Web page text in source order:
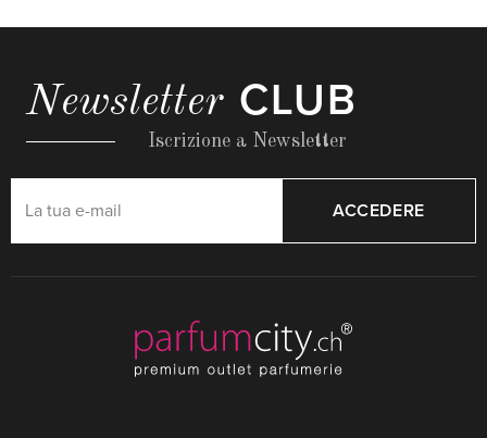
Newsletter CLUB
Iscrizione a Newsletter
ACCEDERE